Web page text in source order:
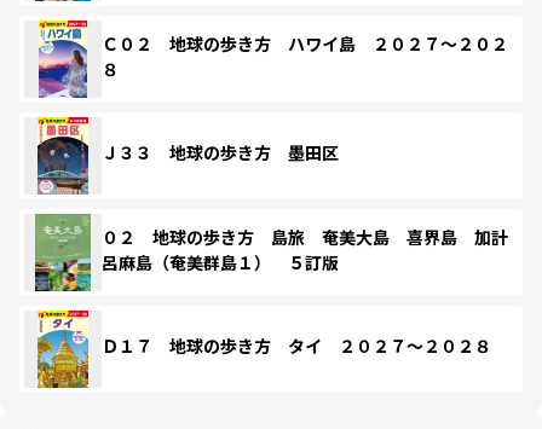
Ｃ０２ 地球の歩き方 ハワイ島 ２０２７～２０２
８
Ｊ３３ 地球の歩き方 墨田区
０２ 地球の歩き方 島旅 奄美大島 喜界島 加計
呂麻島（奄美群島１） ５訂版
Ｄ１７ 地球の歩き方 タイ ２０２７～２０２８